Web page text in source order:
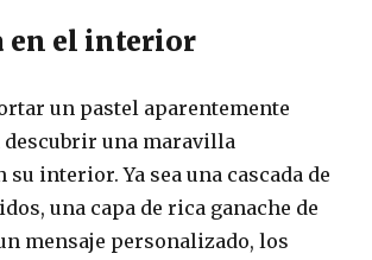
en el interior
un pastel aparentemente
una maravilla
su interior. Ya sea una cascada de
una capa de rica ganache de
mensaje personalizado, los